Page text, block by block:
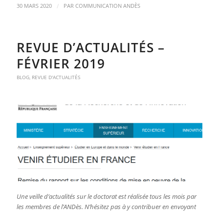
30 MARS 2020 / PAR COMMUNICATION ANDÈS
REVUE D’ACTUALITÉS –
FÉVRIER 2019
BLOG, REVUE D'ACTUALITÉS
Une veille d’actualités sur le doctorat est réalisée tous les mois par
les membres de l’ANDès. N’hésitez pas à y contribuer en envoyant